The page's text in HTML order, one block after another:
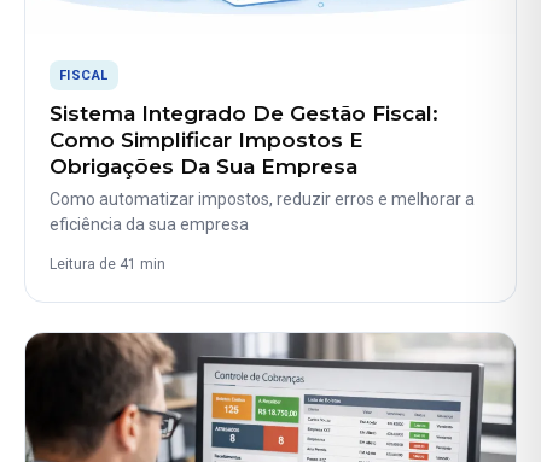
FISCAL
Sistema Integrado De Gestão Fiscal:
Como Simplificar Impostos E
Obrigações Da Sua Empresa
Como automatizar impostos, reduzir erros e melhorar a
eficiência da sua empresa
Leitura de 41 min